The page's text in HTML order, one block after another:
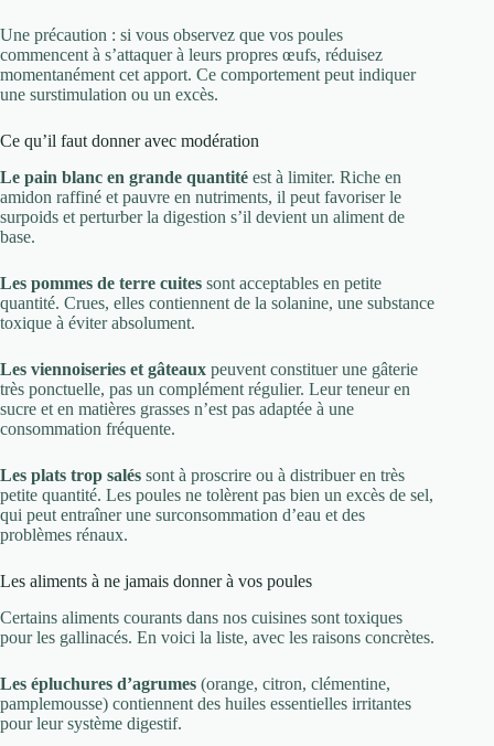
Une précaution : si vous observez que vos poules
commencent à s’attaquer à leurs propres œufs, réduisez
momentanément cet apport. Ce comportement peut indiquer
une surstimulation ou un excès.
Ce qu’il faut donner avec modération
Le pain blanc en grande quantité est à limiter. Riche en
amidon raffiné et pauvre en nutriments, il peut favoriser le
surpoids et perturber la digestion s’il devient un aliment de
base.
Les pommes de terre cuites sont acceptables en petite
quantité. Crues, elles contiennent de la solanine, une substance
toxique à éviter absolument.
Les viennoiseries et gâteaux peuvent constituer une gâterie
très ponctuelle, pas un complément régulier. Leur teneur en
sucre et en matières grasses n’est pas adaptée à une
consommation fréquente.
Les plats trop salés sont à proscrire ou à distribuer en très
petite quantité. Les poules ne tolèrent pas bien un excès de sel,
qui peut entraîner une surconsommation d’eau et des
problèmes rénaux.
Les aliments à ne jamais donner à vos poules
Certains aliments courants dans nos cuisines sont toxiques
pour les gallinacés. En voici la liste, avec les raisons concrètes.
Les épluchures d’agrumes (orange, citron, clémentine,
pamplemousse) contiennent des huiles essentielles irritantes
pour leur système digestif.